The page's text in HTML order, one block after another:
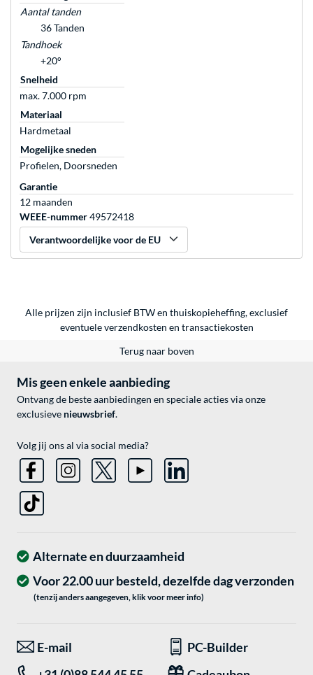
Aantal tanden
36 Tanden
Tandhoek
+20°
Snelheid
max. 7.000 rpm
Materiaal
Hardmetaal
Mogelijke sneden
Profielen, Doorsneden
Garantie
12 maanden
WEEE-nummer49572418
Verantwoordelijke voor de EU
Alle prijzen zijn inclusief BTW en thuiskopieheffing, exclusief
eventueleverzendkosten en transactiekosten
Terug naar boven
Mis geen enkele aanbieding
Ontvang de beste aanbiedingen en speciale acties via onze
exclusieve nieuwsbrief.
Volg jij ons al via social media?
Alternate en duurzaamheid
Voor 22.00 uur besteld, dezelfde dag verzonden
(tenzij anders aangegeven, klik voor meer info)
E-mail
PC-Builder